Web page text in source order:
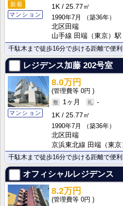
新着
マンション
1K
25.77㎡
1990年7月
（築36年）
北区田端
山手線 田端（東京）
千駄木まで徒歩16分で歩ける距離で便利
レジデンス加藤 202号室
マンション
8.0万円
0円
1ヶ月
-
1K
25.77㎡
1990年7月
（築36年）
北区田端
京浜東北線 田端（東
千駄木まで徒歩16分で歩ける距離で便利
オフィシャルレジデンス
8.2万円
0円